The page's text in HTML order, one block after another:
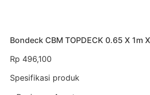
Bondeck CBM TOPDECK 0.65 X 1m
Rp 496,100
Spesifikasi produk